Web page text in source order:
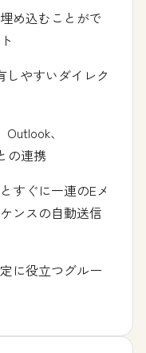
め込むことがで
しやすいダイレク
、
の連携
すぐに一連のEメ
ンスの自動送信
に役立つグルー